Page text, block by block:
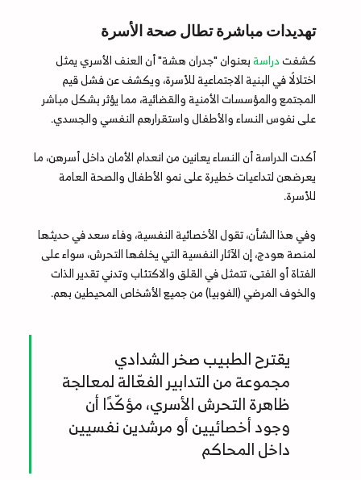
تهديدات مباشرة تطال صحة الأسرة
كشفتدراسةبعنوان "جدران هشة" أن العنف الأسري يمثل
اختلالًا في البنية الاجتماعية للأسرة، ويكشف عن فشل قيم
المجتمع والمؤسسات الأمنية والقضائية، مما يؤثر بشكل مباشر
على نفوس النساء والأطفال واستقرارهم النفسي والجسدي.
أكدت الدراسة أن النساء يعانين من انعدام الأمان داخل أسرهن، ما
يعرضهن لتداعيات خطيرة على نمو الأطفال والصحة العامة
للأسرة.
وفي هذا الشأن، تقول الأخصائية النفسية، وفاء سعد في حديثها
لمنصة هودج، إن الآثار النفسية التي يخلفها التحرش، سواء على
الفتاة أو الفتى، تتمثل في القلق والاكتئاب وتدني تقدير الذات
والخوف المرضي (الفوبيا) من جميع الأشخاص المحيطين بهم.
يقترح الطبيب صخر الشدادي
مجموعة من التدابير الفعّالة لمعالجة
ظاهرة التحرش الأسري، مؤكّدًا أن
وجود أخصائيين أو مرشدين نفسيين
داخل المحاكم